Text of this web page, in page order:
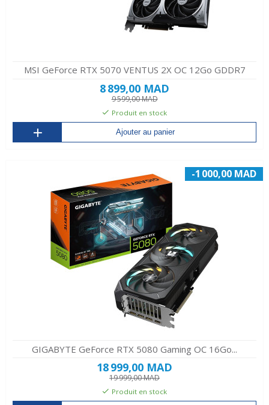
MSI GeForce RTX 5070 VENTUS 2X OC 12Go GDDR7
8 899,00 MAD
9 599,00 MAD
Produit en stock
Ajouter au panier
-1 000,00 MAD
GIGABYTE GeForce RTX 5080 Gaming OC 16Go...
18 999,00 MAD
19 999,00 MAD
Produit en stock